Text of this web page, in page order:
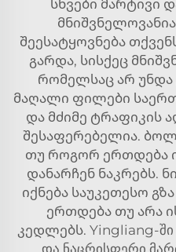
სხვები მარტივი
შეესატყოვნება
გარდა, სისქეც
რომელსაც არ უნდა
მაღალი ფილები
და მძიმე ტრაფიკის
შესაფერებელია.
თუ როგორ ერთდება
დანარჩენ ნაკრებს.
იქნება საუკეთესო
ერთდება თუ არა
კედლებს. Yingliang-ში